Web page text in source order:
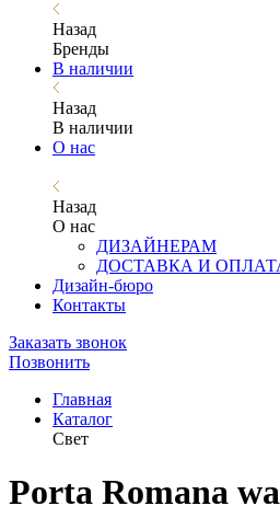
Назад
Бренды
В наличии
Назад
В наличии
О нас
Назад
О нас
ДИЗАЙНЕРАМ
ДОСТАВКА И
Дизайн-бюро
Контакты
Заказать звонок
Позвонить
Главная
Каталог
Свет
Porta Romana